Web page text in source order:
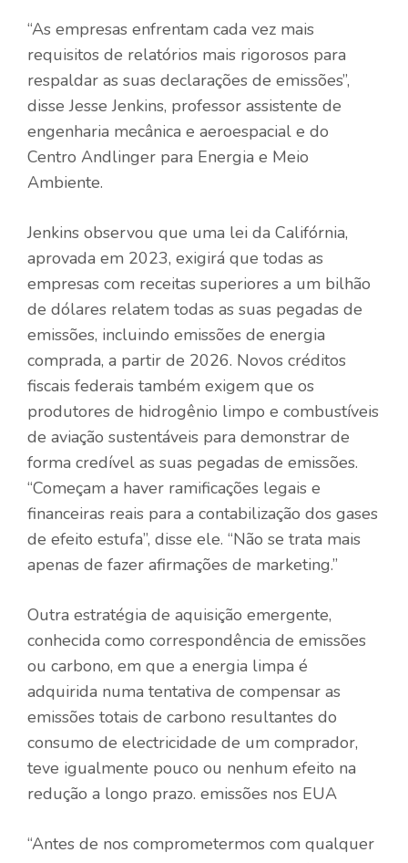
“As empresas enfrentam cada vez mais
requisitos de relatórios mais rigorosos para
respaldar as suas declarações de emissões”,
disse Jesse Jenkins, professor assistente de
engenharia mecânica e aeroespacial e do
Centro Andlinger para Energia e Meio
Ambiente.
Jenkins observou que uma lei da Califórnia,
aprovada em 2023, exigirá que todas as
empresas com receitas superiores a um bilhão
de dólares relatem todas as suas pegadas de
emissões, incluindo emissões de energia
comprada, a partir de 2026. Novos créditos
fiscais federais também exigem que os
produtores de hidrogênio limpo e combustíveis
de aviação sustentáveis ​​para demonstrar de
forma credível as suas pegadas de emissões.
“Começam a haver ramificações legais e
financeiras reais para a contabilização dos gases
de efeito estufa”, disse ele. “Não se trata mais
apenas de fazer afirmações de marketing.”
Outra estratégia de aquisição emergente,
conhecida como correspondência de emissões
ou carbono, em que a energia limpa é
adquirida numa tentativa de compensar as
emissões totais de carbono resultantes do
consumo de electricidade de um comprador,
teve igualmente pouco ou nenhum efeito na
redução a longo prazo. emissões nos EUA
“Antes de nos comprometermos com qualquer